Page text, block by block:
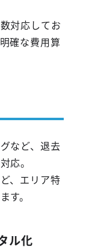
対応してお
確な費用算
など、退去
応。
、エリア特
す。
ル化